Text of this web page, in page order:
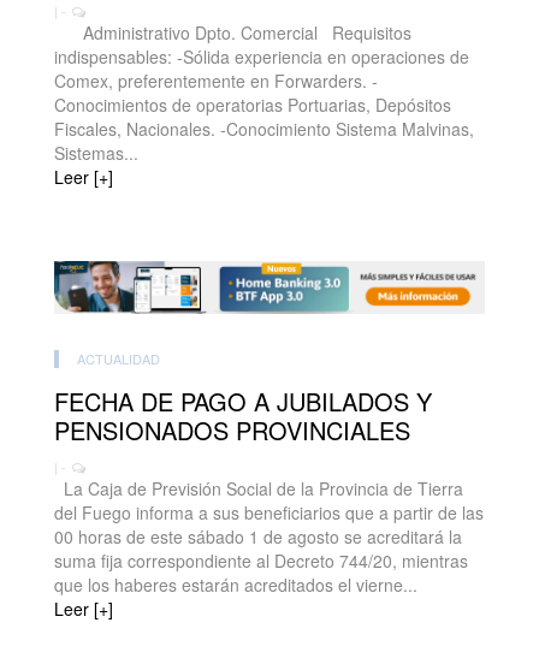
| -
Administrativo Dpto. Comercial Requisitos
indispensables: -Sólida experiencia en operaciones de
Comex, preferentemente en Forwarders. -
Conocimientos de operatorias Portuarias, Depósitos
Fiscales, Nacionales. -Conocimiento Sistema Malvinas,
Sistemas...
Leer [+]
ACTUALIDAD
FECHA DE PAGO A JUBILADOS Y
PENSIONADOS PROVINCIALES
| -
La Caja de Previsión Social de la Provincia de Tierra
del Fuego informa a sus beneficiarios que a partir de las
00 horas de este sábado 1 de agosto se acreditará la
suma fija correspondiente al Decreto 744/20, mientras
que los haberes estarán acreditados el vierne...
Leer [+]